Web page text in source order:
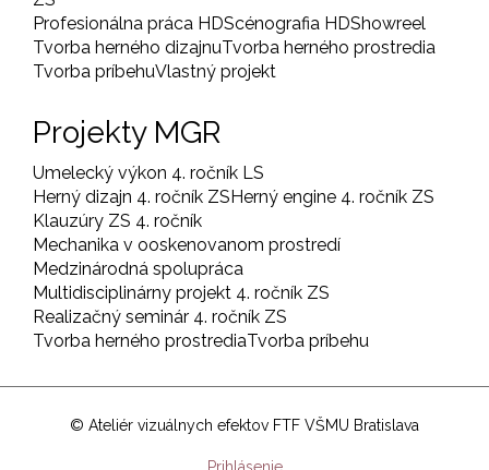
Profesionálna práca HDScénografia HDShowreel
Tvorba herného dizajnuTvorba herného prostredia
Tvorba príbehuVlastný projekt
Projekty MGR
Umelecký výkon 4. ročník LS
Herný dizajn 4. ročník ZSHerný engine 4. ročník ZS
Klauzúry ZS 4. ročník
Mechanika v ooskenovanom prostredí
Medzinárodná spolupráca
Multidisciplinárny projekt 4. ročník ZS
Realizačný seminár 4. ročník ZS
Tvorba herného prostrediaTvorba príbehu
© Ateliér vizuálnych efektov FTF VŠMU Bratislava